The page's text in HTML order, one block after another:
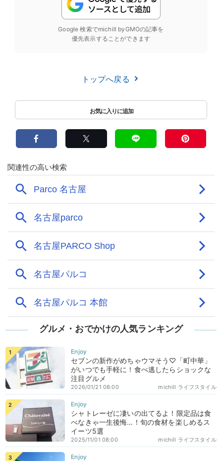
Google 検索でmichill byGMOの記事を
優先表示することができます
トップへ戻る
グルメ・おでかけの人気ランキング
セブンの新作がめちゃウマそう♡「町中華」
がいつでも手軽に！食べ逃したらショックな
注目グルメ
michill ライフスタイル
2026/01/21 08:00
シャトレーゼに凄いの出てるよ！限定品は食
べなきゃ一生後悔…！旬の食材を楽しめるス
イーツ5選
michill ライフスタイル
2025/11/01 08:00